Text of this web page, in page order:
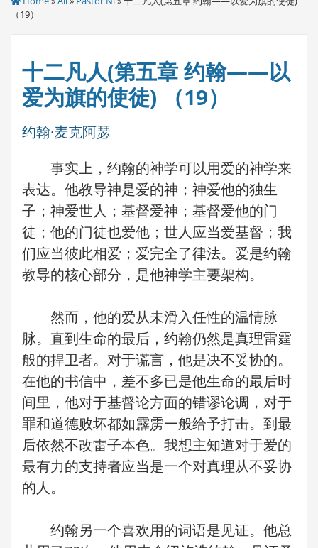
（19）
十二凡人(第五章 约翰——以
爱为旗的使徒) （19）
约翰·麦克阿瑟
事实上，约翰的神学可以用爱的神学来
表达。他教导神是爱的神；神爱他的独生
子；神爱世人；基督爱神；基督爱他的门
徒；他的门徒也爱他；世人应当爱基督；我
们应当彼此相爱；爱完全了律法。爱是约翰
教导的核心部分，是他神学主要架构。
然而，他的爱从未滑入任性的温情脉
脉。直到生命的最后，约翰仍然是真理雷霆
般的捍卫者。对于谎言，他是决不妥协的。
在他的书信中，差不多已是他生命的最后时
间里，他对于基督论方面的错谬论调，对于
罪和道德败坏都如霹雳一般给予打击。到最
后依然不改雷子本色。我想主知道对于爱的
最有力的支持者应当是一个对真理从不妥协
的人。
约翰另一个喜欢用的词语是见证。他总